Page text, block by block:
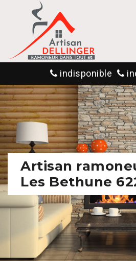
indisponible
Artisan
Les Bethune